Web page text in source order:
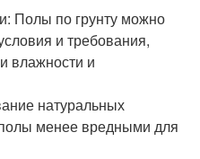
Полы по грунту можно
и требования,
влажности и
натуральных
менее вредными для